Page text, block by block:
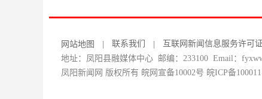
网站地图 联系我们
互联网新闻信息服务许可
地址：凤阳县融媒体中心 邮编：233100 Email：
凤阳新闻网 版权所有 皖网宣备10002号 皖ICP备